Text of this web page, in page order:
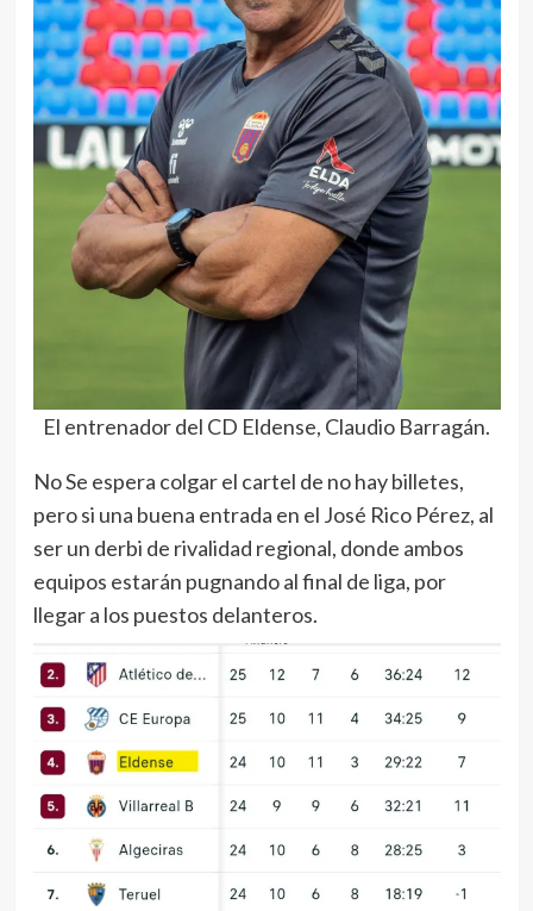
El entrenador del CD Eldense, Claudio Barragán.
No Se espera colgar el cartel de no hay billetes,
pero si una buena entrada en el José Rico Pérez, al
ser un derbi de rivalidad regional, donde ambos
equipos estarán pugnando al final de liga, por
llegar a los puestos delanteros.